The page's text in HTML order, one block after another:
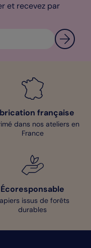
et recevez par
française
dans nos ateliers en
France
Écoresponsable
issus de forêts
durables